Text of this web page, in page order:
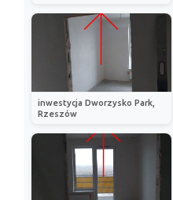
inwestycja Dworzysko Park,
Rzeszów